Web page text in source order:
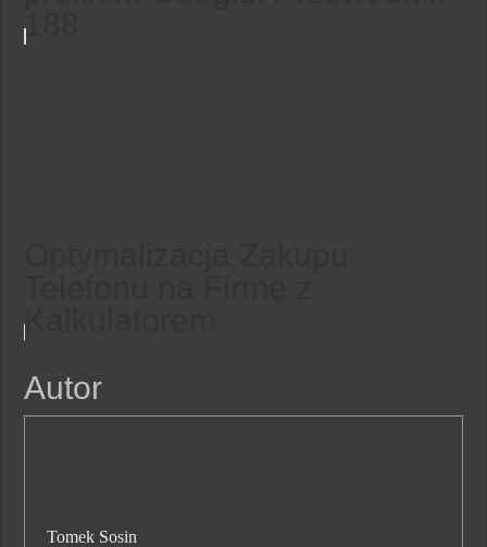
188
Kalkulatorem
Autor
Tomek Sosin